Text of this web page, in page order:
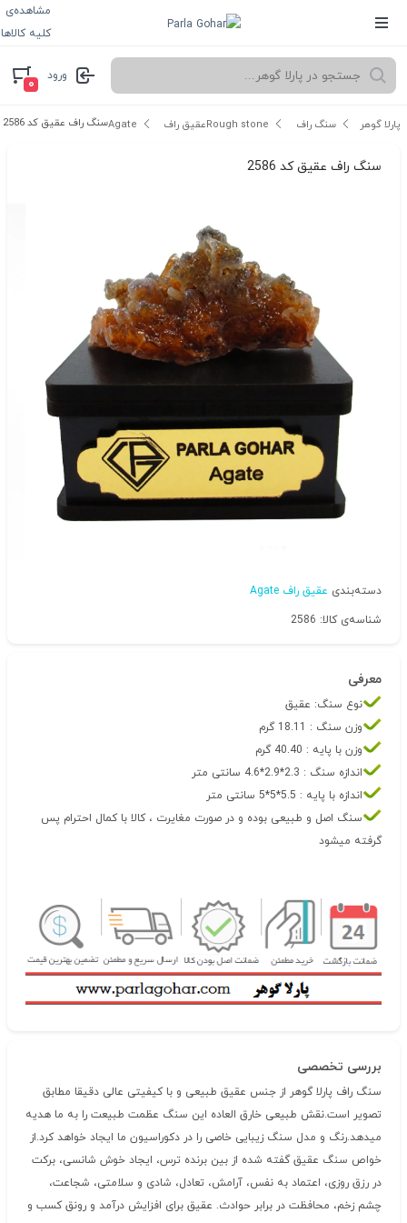
مشاهده‌ی
کلیه کالاها
ورود
۰
پارلا گوهر سنگ راف Rough stone عقیق راف Agate سنگ راف عقیق کد 2586
سنگ راف عقیق کد 2586
دسته‌بندی عقیق راف Agate
شناسه‌ی کالا: 2586
معرفی
نوع سنگ: عقیق
وزن سنگ : 18.11 گرم
وزن با پایه : 40.40 گرم
اندازه سنگ : 2.3*2.9*4.6 سانتی متر
اندازه با پایه : 5.5*5*5 سانتی متر
سنگ اصل و طبیعی بوده و در صورت مغایرت ، کالا با کمال احترام پس
گرفته میشود
بررسی تخصصی
سنگ راف پارلا گوهر از جنس عقیق طبیعی و با کیفیتی عالی دقیقا مطابق
تصویر است.نقش طبیعی خارق العاده این سنگ عظمت طبیعت را به ما هدیه
میدهد.رنگ و مدل سنگ زیبایی خاصی را در دکوراسیون ما ایجاد خواهد کرد.از
خواص سنگ عقیق گفته شده از بین برنده ترس، ایجاد خوش شانسی، برکت
در رزق روزی، اعتماد به نفس، آرامش، تعادل، شادی و سلامتی، شجاعت،
چشم زخم، محافظت در برابر حوادث. عقیق برای افزایش درآمد و رونق کسب و